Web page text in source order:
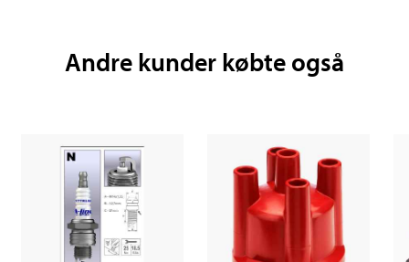
Andre kunder købte også